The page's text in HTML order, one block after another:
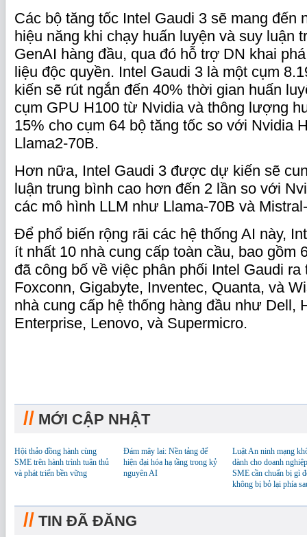
Các bộ tăng tốc Intel Gaudi 3 sẽ mang đến
hiệu năng khi chạy huấn luyện và suy luận
GenAI hàng đầu, qua đó hỗ trợ DN khai
liệu độc quyền. Intel Gaudi 3 là một cụm
kiến sẽ rút ngắn đến 40% thời gian huấn
cụm GPU H100 từ Nvidia và thông lượng
15% cho cụm 64 bộ tăng tốc so với Nvidia
Llama2-70B.
Hơn nữa, Intel Gaudi 3 được dự kiến sẽ
luận trung bình cao hơn đến 2 lần so với
các mô hình LLM như Llama-70B và
Để phổ biến rộng rãi các hệ thống AI này,
ít nhất 10 nhà cung cấp toàn cầu, bao gồm
đã công bố về việc phân phối Intel Gaudi
Foxconn, Gigabyte, Inventec, Quanta, và
nhà cung cấp hệ thống hàng đầu như Dell,
Enterprise, Lenovo, và Supermicro.
// MỚI CẬP NHẬT
Hội thảo đồng hành cùng
SME trên hành trình tuân thủ
và phát triển bền vững
Đám mây lai: Nền tảng để
hiện đại hóa hạ tầng trong kỷ
nguyên AI
Luật An ninh mạng
dành cho doanh
SME cần chuẩn bị gì
không bị bỏ lại phía
// TIN ĐÃ ĐĂNG